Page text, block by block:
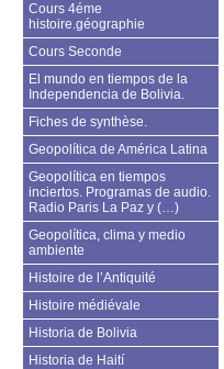
Cours 4éme
histoire.géographie
Cours Seconde
El mundo en tiempos de la
Independencia de Bolivia.
Fiches de synthèse.
Geopolítica de América Latina
Geopolítica en tiempos
inciertos. Programas de audio.
Radio Paris La Paz y (…)
Geopolítica, clima y medio
ambiente
Histoire de l’Antiquité
Histoire médiévale
Historia de Bolivia
Historia de Haití